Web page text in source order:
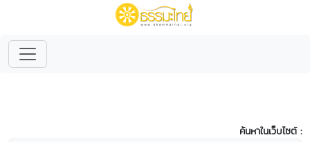
ค้นหาในเว็บไซต์ :